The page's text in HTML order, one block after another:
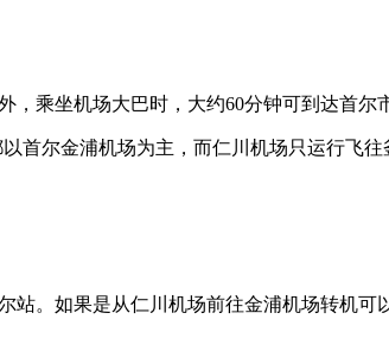
乘坐机场大巴时，大约60分钟可到达首尔
尔金浦机场为主，而仁川机场只运行飞往
。如果是从仁川机场前往金浦机场转机可